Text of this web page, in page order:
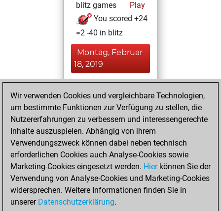
blitz games
Play
You scored +24
=2 -40 in blitz
Montag, Februar
18, 2019
You played 56
slow games
Play
You scored +26
=2 -28 in slow games
Dienstag,
Oktober 16, 2018
You played 1
bullet games
Play
You scored +0
Wir verwenden Cookies und vergleichbare Technologien,
um bestimmte Funktionen zur Verfügung zu stellen, die
Nutzererfahrungen zu verbessern und interessengerechte
Inhalte auszuspielen. Abhängig von ihrem
Verwendungszweck können dabei neben technisch
erforderlichen Cookies auch Analyse-Cookies sowie
Marketing-Cookies eingesetzt werden. Hierkönnen Sie der
Verwendung von Analyse-Cookies und Marketing-Cookies
widersprechen. Weitere Informationen finden Sie in
unserer Datenschutzerklärung.